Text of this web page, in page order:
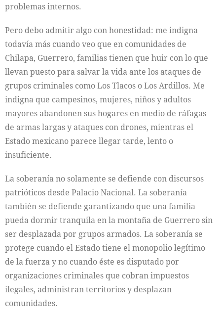
problemas internos.
Pero debo admitir algo con honestidad: me indigna
todavía más cuando veo que en comunidades de
Chilapa, Guerrero, familias tienen que huir con lo que
llevan puesto para salvar la vida ante los ataques de
grupos criminales como Los Tlacos o Los Ardillos. Me
indigna que campesinos, mujeres, niños y adultos
mayores abandonen sus hogares en medio de ráfagas
de armas largas y ataques con drones, mientras el
Estado mexicano parece llegar tarde, lento o
insuficiente.
La soberanía no solamente se defiende con discursos
patrióticos desde Palacio Nacional. La soberanía
también se defiende garantizando que una familia
pueda dormir tranquila en la montaña de Guerrero sin
ser desplazada por grupos armados. La soberanía se
protege cuando el Estado tiene el monopolio legítimo
de la fuerza y no cuando éste es disputado por
organizaciones criminales que cobran impuestos
ilegales, administran territorios y desplazan
comunidades.